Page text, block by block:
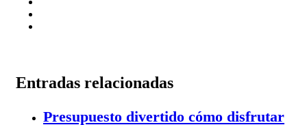
Entradas relacionadas
Presupuesto divertido cómo disfrutar